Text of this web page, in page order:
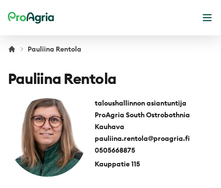
ProAgria
Pauliina Rentola
Pauliina Rentola
taloushallinnon asiantuntija
ProAgria South Ostrobothnia
Kauhava
pauliina.rentola@proagria.fi
0505668875
Kauppatie 115